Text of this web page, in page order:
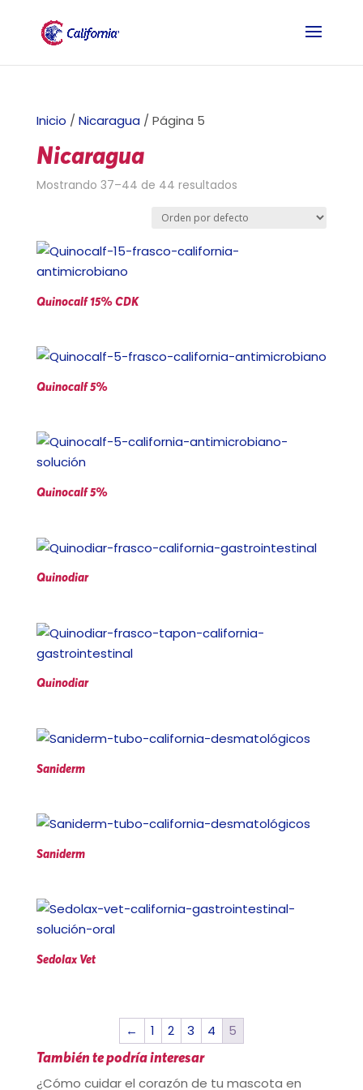
Inicio / Nicaragua/ Página 5
Nicaragua
Mostrando 37–44 de 44 resultados
Quinocalf 15% CDK
Quinocalf 5%
Quinocalf 5%
Quinodiar
Quinodiar
Saniderm
Saniderm
Sedolax Vet
← 1 2 3 4
5
También te podría interesar
¿Cómo cuidar el corazón de tu mascota en